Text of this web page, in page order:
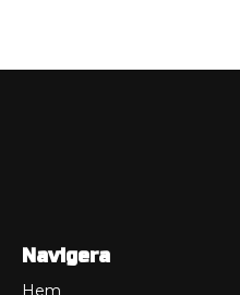
Navigera
Hem